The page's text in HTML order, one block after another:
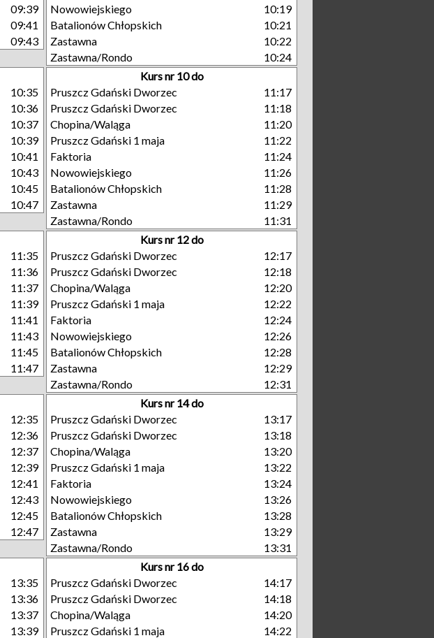
09:39
09:41
09:43
Nowowiejskiego
10:19
Batalionów Chłopskich
10:21
Zastawna
10:22
Zastawna/Rondo
10:24
10:35
10:36
10:37
10:39
10:41
10:43
10:45
10:47
Kurs nr 10 do
Pruszcz Gdański Dworzec
11:17
Pruszcz Gdański Dworzec
11:18
Chopina/Waląga
11:20
Pruszcz Gdański 1 maja
11:22
Faktoria
11:24
Nowowiejskiego
11:26
Batalionów Chłopskich
11:28
Zastawna
11:29
Zastawna/Rondo
11:31
11:35
11:36
11:37
11:39
11:41
11:43
11:45
11:47
Kurs nr 12 do
Pruszcz Gdański Dworzec
12:17
Pruszcz Gdański Dworzec
12:18
Chopina/Waląga
12:20
Pruszcz Gdański 1 maja
12:22
Faktoria
12:24
Nowowiejskiego
12:26
Batalionów Chłopskich
12:28
Zastawna
12:29
Zastawna/Rondo
12:31
12:35
12:36
12:37
12:39
12:41
12:43
12:45
12:47
Kurs nr 14 do
Pruszcz Gdański Dworzec
13:17
Pruszcz Gdański Dworzec
13:18
Chopina/Waląga
13:20
Pruszcz Gdański 1 maja
13:22
Faktoria
13:24
Nowowiejskiego
13:26
Batalionów Chłopskich
13:28
Zastawna
13:29
Zastawna/Rondo
13:31
13:35
13:36
13:37
13:39
Kurs nr 16 do
Pruszcz Gdański Dworzec
14:17
Pruszcz Gdański Dworzec
14:18
Chopina/Waląga
14:20
Pruszcz Gdański 1 maja
14:22